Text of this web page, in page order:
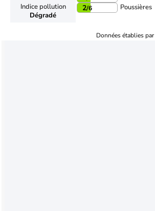
Indice pollution
Dégradé
2/6 Poussières
Données établies par